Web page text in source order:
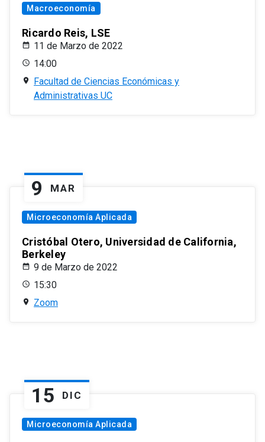
Macroeconomía
Ricardo Reis, LSE
11 de Marzo de 2022
14:00
Facultad de Ciencias Económicas y
Administrativas UC
9 MAR
Microeconomía Aplicada
Cristóbal Otero, Universidad de California,
Berkeley
9 de Marzo de 2022
15:30
Zoom
15 DIC
Microeconomía Aplicada